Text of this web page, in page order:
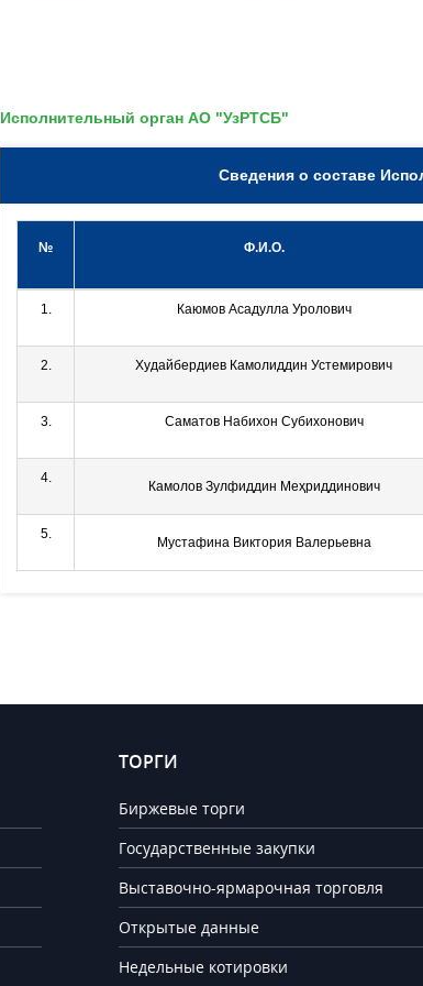
Исполнительный орган АО "УзРТСБ"
Сведения о составе
№ Ф.И.О.
1. Каюмов Асадулла Уролович
2. Худайбердиев Камолиддин Устемирович
3. Саматов Набихон Субихонович
4.
Камолов Зулфиддин Меҳриддинович
5.
Мустафина Виктория Валерьевна
ТОРГИ
Биржевые торги
Государственные закупки
Выставочно-ярмарочная торговля
Открытые данные
Недельные котировки